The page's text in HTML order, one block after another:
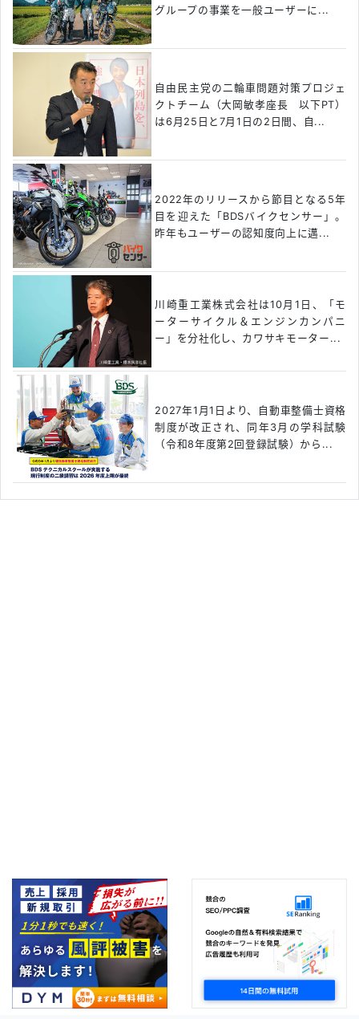
グループの事業を一般ユーザーに...
自由民主党の二輪車問題対策プロジェ
クトチーム（大岡敏孝座長 以下PT）
は6月25日と7月1日の2日間、自...
2022年のリリースから節目となる5年
目を迎えた「BDSバイクセンサー」。
昨年もユーザーの認知度向上に邁...
川崎重工業株式会社は10月1日、「モ
ーターサイクル＆エンジンカンパニ
ー」を分社化し、カワサキモーター...
2027年1月1日より、自動車整備士資格
制度が改正され、同年3月の学科試験
（令和8年度第2回登録試験）から...